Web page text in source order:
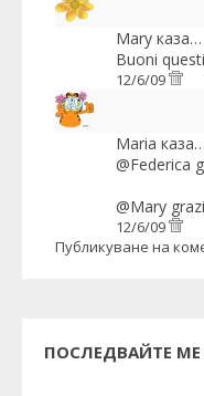
Mary каза…
Buoni
12/6/09
Maria каза…
@Federica
@Mary
12/6/09
Публикуване на
ПОСЛЕДВАЙТЕ